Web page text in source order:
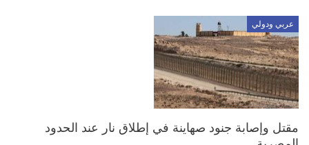
عربي ودولي
مقتل وإصابة جنود صهاينة في إطلاق نار عند الحدود